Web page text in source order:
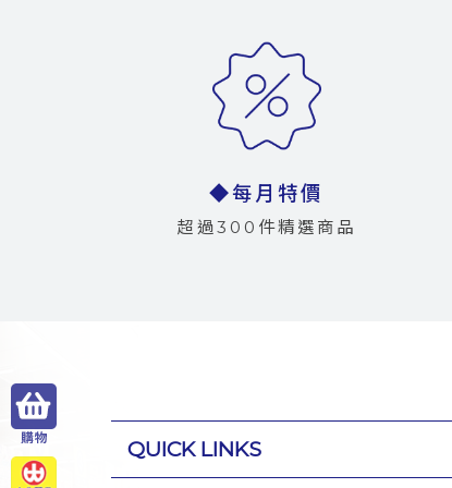
◆每月特價
超過300件精選商品
QUICK LINKS